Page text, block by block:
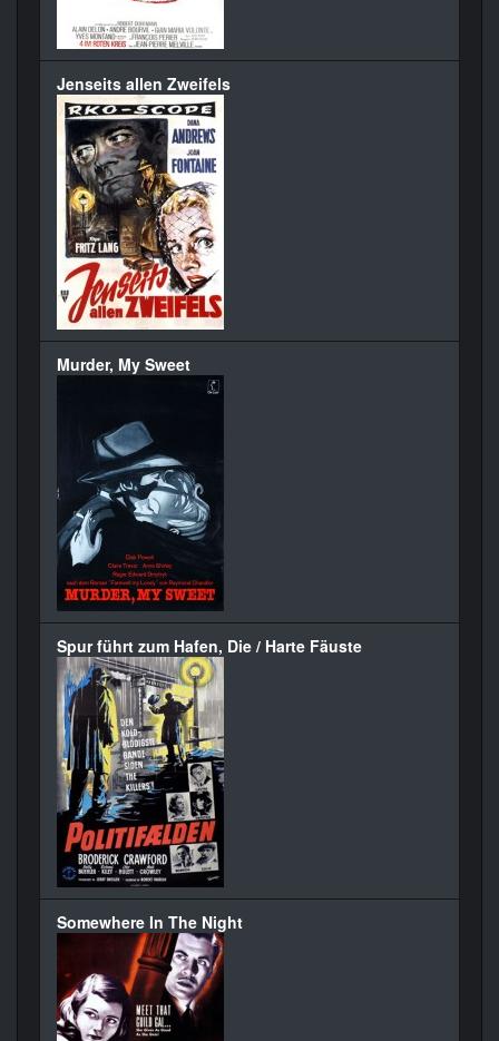
Jenseits allen Zweifels
Murder, My Sweet
Spur führt zum Hafen, Die / Harte Fäuste
Somewhere In The Night